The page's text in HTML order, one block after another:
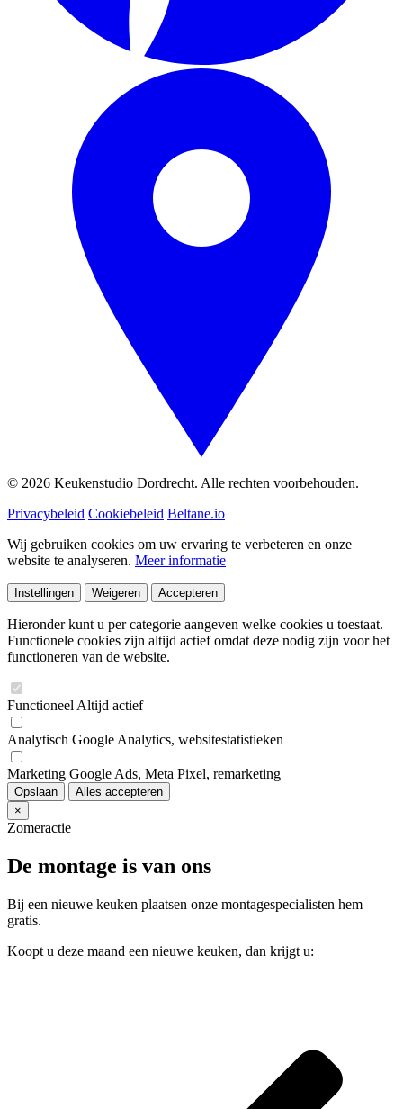
© 2026 Keukenstudio Dordrecht. Alle rechten voorbehouden.
Privacybeleid Cookiebeleid Beltane.io
Wij gebruiken cookies om uw ervaring te verbeteren en onze
website te analyseren. Meer informatie
Instellingen Weigeren Accepteren
Hieronder kunt u per categorie aangeven welke cookies u toestaat.
Functionele cookies zijn altijd actief omdat deze nodig zijn voor het
functioneren van de website.
Functioneel Altijd actief
Analytisch Google Analytics, websitestatistieken
Marketing Google Ads, Meta Pixel, remarketing
Opslaan
Alles accepteren
×
Zomeractie
De montage is van ons
Bij een nieuwe keuken plaatsen onze montagespecialisten hem
gratis.
Koopt u deze maand een nieuwe keuken, dan krijgt u: